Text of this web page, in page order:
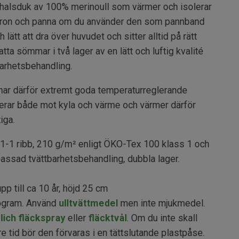
av 100% merinoull som värmer och isolerar
och panna om du använder den som pannband
lätt att dra över huvudet och sitter alltid på rätt
sömmar i två lager av en lätt och luftig kvalité
därför extremt goda temperaturreglerande
både mot kyla och värme och värmer därför
1 ribb, 210 g/m² enligt ÖKO-Tex 100 klass 1 och
tvättbarhetsbehandling, dubbla lager.
till ca 10 år, höjd 25 cm
Använd ulltvättmedel men inte mjukmedel.
fläckspray eller fläcktvål. Om du inte skall
tid bör den förvaras i en tättslutande plastpåse.